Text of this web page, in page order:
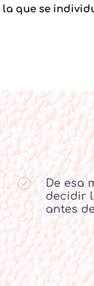
la que se
De esa
decidir
antes